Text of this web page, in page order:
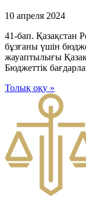
10 апреля 2024
41-бап. Қазақстан
бұзғаны үшін
жауаптылығы
Бюджеттік
Толық оқу »